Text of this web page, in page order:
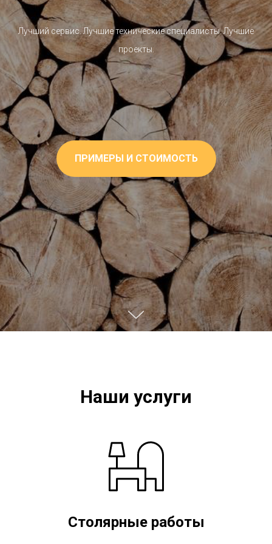
Лучший сервис. Лучшие технические специалисты. Лучшие
проекты.
ПРИМЕРЫ И СТОИМОСТЬ
Наши услуги
Столярные работы